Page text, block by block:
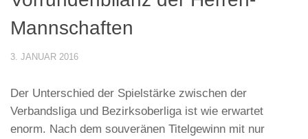
Mannschaften
3. JANUAR 2016
Der Unterschied der Spielstärke zwischen der
Verbandsliga und Bezirksoberliga ist wie erwartet
enorm. Nach dem souveränen Titelgewinn mit nur